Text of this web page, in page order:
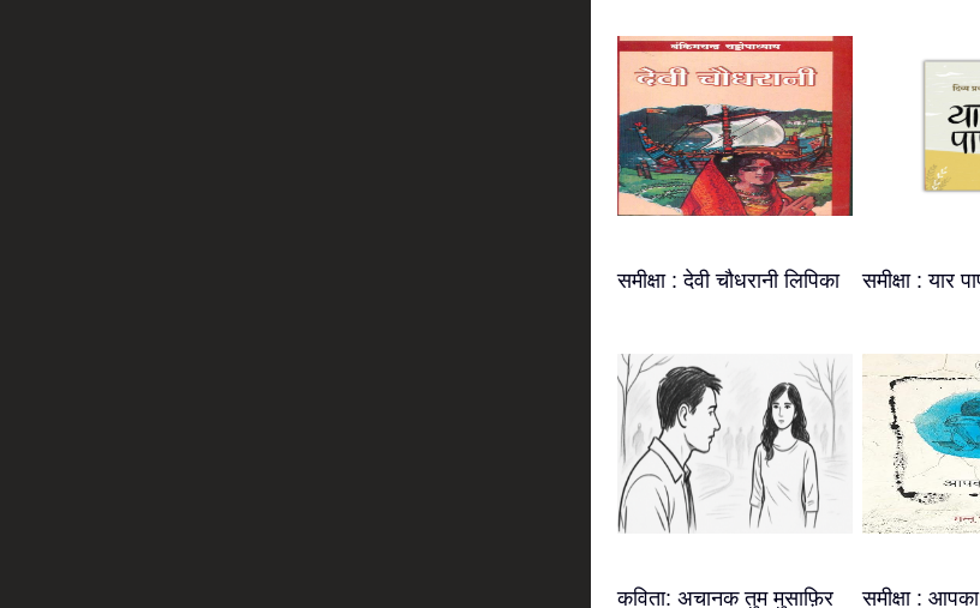
समीक्षा : देवी चौधरानी लिपिका समीक्षा : यार
कविता: अचानक तुम मुसाफ़िर समीक्षा :